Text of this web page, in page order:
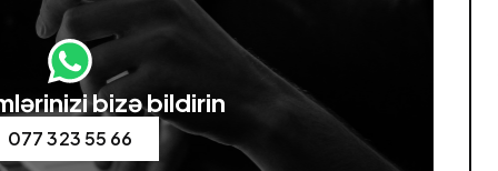
bizə bildirin
077 323 55 66